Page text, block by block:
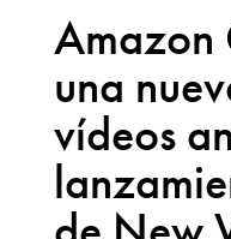
Amazon
una
vídeos